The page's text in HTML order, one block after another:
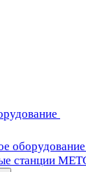
оборудование
станции